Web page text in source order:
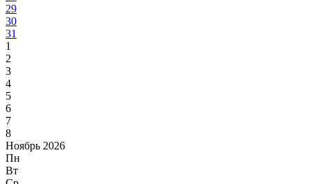
29
30
31
1
2
3
4
5
6
7
8
Ноябрь 2026
Пн
Вт